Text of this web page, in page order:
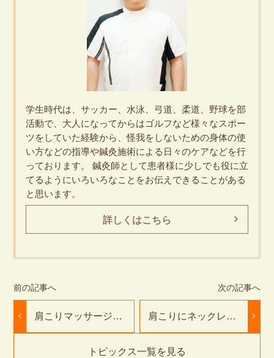
学生時代は、サッカー、水泳、弓道、柔道、野球を部
活動で、大人になってからはゴルフなど様々なスポー
ツをしていた経験から、怪我をしないための身体の使
い方などの指導や鍼灸施術による日々のケアなどを行
っております。 鍼灸師として患者様に少しでも役に立
てるようにいろいろなことをお伝えできることがある
と思います。
詳しくはこちら
肩こりマッサージ＆
｜豊橋ふたば接骨
肩こりにネックレ
注意点｜豊橋ふたば
トピックス一覧を見る